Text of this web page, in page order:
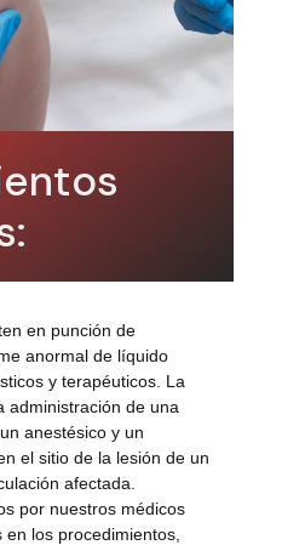
en punción de
anormal de líquido
y terapéuticos. La
administración de una
anestésico y un
el sitio de la lesión de un
afectada.
por nuestros médicos
los procedimientos,